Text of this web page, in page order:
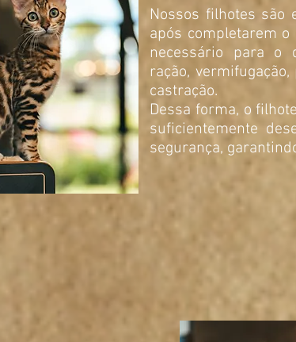
Nossos filhotes são
após completarem
necessário para o
ração,
castração.
Dessa forma, o
suficientemente
segurança,